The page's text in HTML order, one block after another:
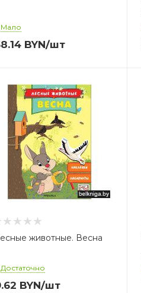
Мало
BYN/шт
животные. Весна
Достаточно
BYN/шт